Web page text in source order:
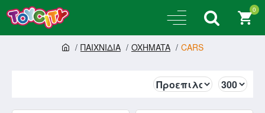
0
ΠΑΙΧΝΙΔΙΑ OXHMATA CARS